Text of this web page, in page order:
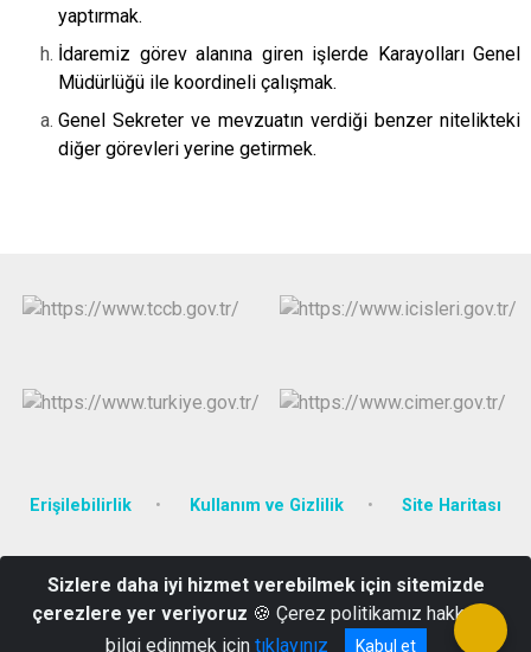
yaptırmak.
İdaremiz görev alanına giren işlerde Karayolları Genel
Müdürlüğü ile koordineli çalışmak.
Genel Sekreter ve mevzuatın verdiği benzer nitelikteki
diğer görevleri yerine getirmek.
Erişilebilirlik Kullanım ve Gizlilik Site Haritası
0486 216 10 39 -0486 216 19 95- Belgegeçer: 0486 216 68 71- E-
posta adresi :bilgi@sirnakilozelidare.gov.tr
Sizlere daha iyi hizmet verebilmek için sitemizde
çerezlere yer veriyoruz 🍪 Çerez politikamız hakkında
bilgi edinmek için tıklayınız Kabul et